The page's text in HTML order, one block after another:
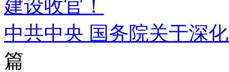
建设收官！
中共中央 国务院关于深
篇